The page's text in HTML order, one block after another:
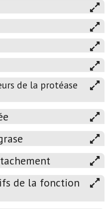
de la protéase
de la fonction